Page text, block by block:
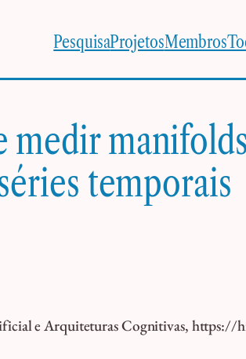
PesquisaProjetosMembros
medir
temporais
e Arquiteturas Cognitivas, https://